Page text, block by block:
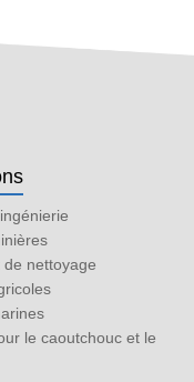
de nettoyage
le caoutchouc et le